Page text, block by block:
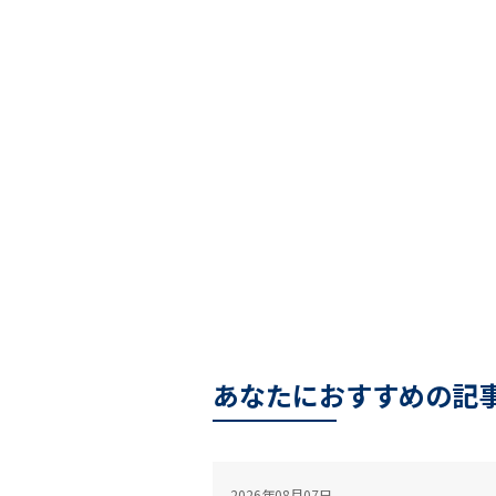
あなたにおすすめの記